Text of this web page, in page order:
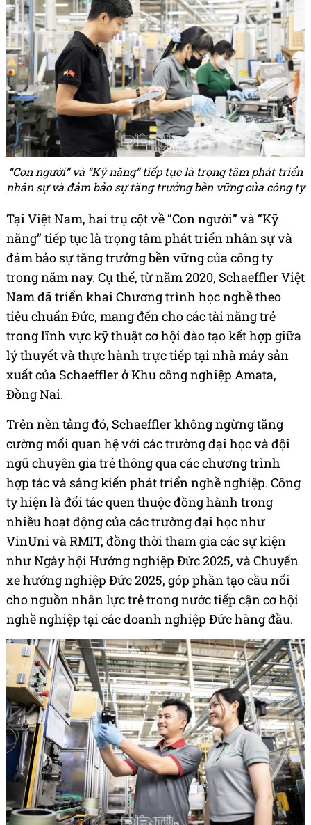
“Con người” và “Kỹ năng” tiếp tục là trọng tâm phát triển
nhân sự và đảm bảo sự tăng trưởng bền vững của công ty
Tại Việt Nam, hai trụ cột về “Con người” và “Kỹ
năng” tiếp tục là trọng tâm phát triển nhân sự và
đảm bảo sự tăng trưởng bền vững của công ty
trong năm nay. Cụ thể, từ năm 2020, Schaeffler Việt
Nam đã triển khai Chương trình học nghề theo
tiêu chuẩn Đức, mang đến cho các tài năng trẻ
trong lĩnh vực kỹ thuật cơ hội đào tạo kết hợp giữa
lý thuyết và thực hành trực tiếp tại nhà máy sản
xuất của Schaeffler ở Khu công nghiệp Amata,
Đồng Nai.
Trên nền tảng đó, Schaeffler không ngừng tăng
cường mối quan hệ với các trường đại học và đội
ngũ chuyên gia trẻ thông qua các chương trình
hợp tác và sáng kiến phát triển nghề nghiệp. Công
ty hiện là đối tác quen thuộc đồng hành trong
nhiều hoạt động của các trường đại học như
VinUni và RMIT, đồng thời tham gia các sự kiện
như Ngày hội Hướng nghiệp Đức 2025, và Chuyến
xe hướng nghiệp Đức 2025, góp phần tạo cầu nối
cho nguồn nhân lực trẻ trong nước tiếp cận cơ hội
nghề nghiệp tại các doanh nghiệp Đức hàng đầu.